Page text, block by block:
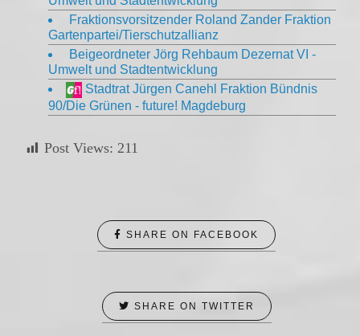
Fraktionsvorsitzender Roland Zander Fraktion
Gartenpartei/Tierschutzallianz
Beigeordneter Jörg Rehbaum Dezernat VI -
Umwelt und Stadtentwicklung
Stadtrat Jürgen Canehl Fraktion Bündnis
90/Die Grünen - future! Magdeburg
Post Views: 211
SHARE ON FACEBOOK
SHARE ON TWITTER